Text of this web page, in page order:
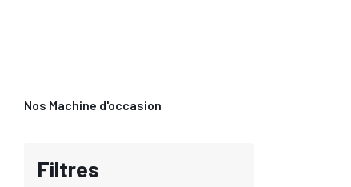
Nos Machine d'occasion
Filtres